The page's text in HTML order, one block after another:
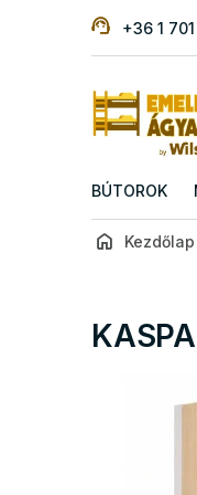
+36 1
BÚTOROK
Kezdőlap